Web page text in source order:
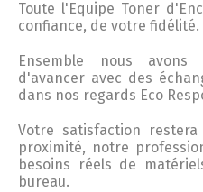
Toute l'Equipe Toner d'
confiance, de votre fidélité.
Ensemble nous avons
d'avancer avec des
dans nos regards Eco
Votre satisfaction
proximité, notre
besoins réels de
bureau.